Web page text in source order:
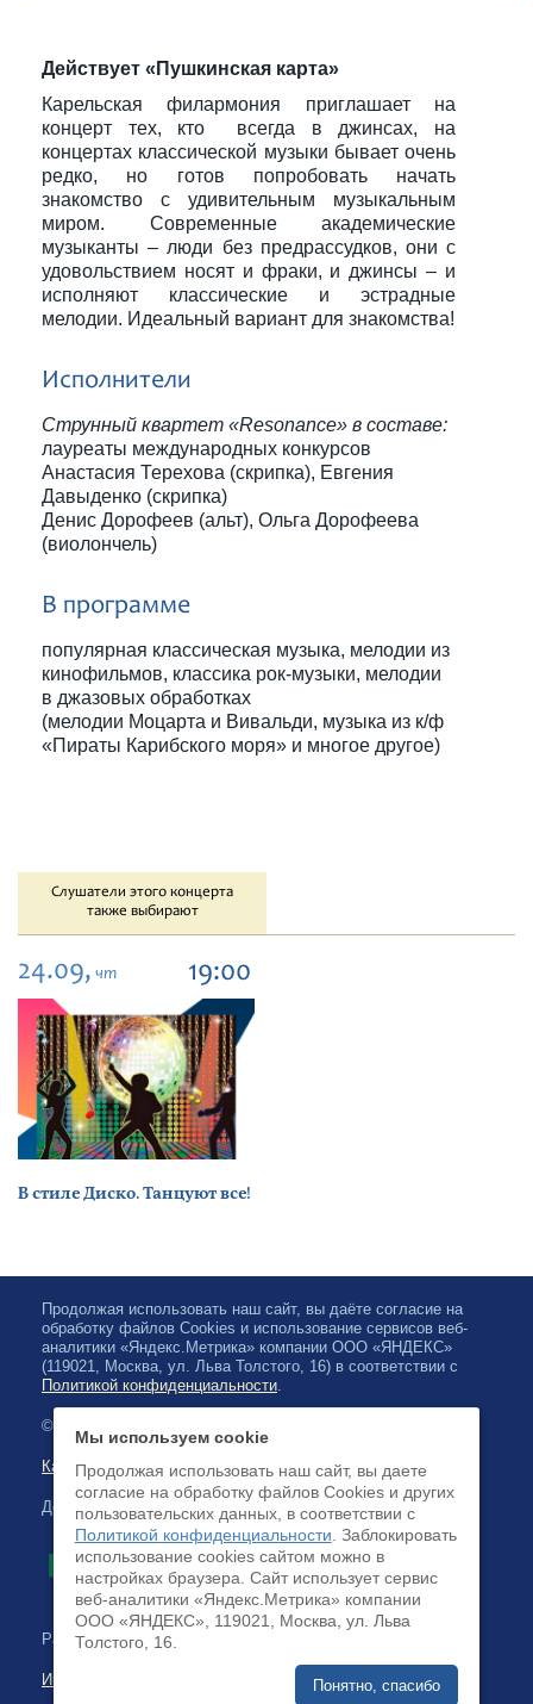
Действует «Пушкинская карта»
Карельская филармония приглашает на
концерт тех, кто всегда в джинсах, на
концертах классической музыки бывает очень
редко, но готов попробовать начать
знакомство с удивительным музыкальным
миром. Современные академические
музыканты – люди без предрассудков, они с
удовольствием носят и фраки, и джинсы – и
исполняют классические и эстрадные
мелодии. Идеальный вариант для знакомства!
Исполнители
Струнный квартет «Resonance» в составе:
лауреаты международных конкурсов
Анастасия Терехова (скрипка), Евгения
Давыденко (скрипка)
Денис Дорофеев (альт), Ольга Дорофеева
(виолончель)
В программе
популярная классическая музыка, мелодии из
кинофильмов, классика рок-музыки, мелодии
в джазовых обработках
(мелодии Моцарта и Вивальди, музыка из к/ф
«Пираты Карибского моря» и многое другое)
Слушатели этого концерта
также выбирают
24.09, чт 19:00
В стиле Диско. Танцуют все!
Продолжая использовать наш сайт, вы даёте согласие на
обработку файлов Cookies и использование сервисов веб-
аналитики «Яндекс.Метрика» компании ООО «ЯНДЕКС»
(119021, Москва, ул. Льва Толстого, 16) в соответствии с
Политикой конфиденциальности.
© 2026, Карельская Государственная филармония
Карта сайта
Доступна оплата банковскими картами
Разработка сайта:
Интернет-бизнес-системы
Мы используем cookie
Продолжая использовать наш сайт, вы даете
согласие на обработку файлов Cookies и других
пользовательских данных, в соответствии с
Политикой конфиденциальности . Заблокировать
использование cookies сайтом можно в
настройках браузера. Cайт использует сервис
веб-аналитики «Яндекс.Метрика» компании
ООО «ЯНДЕКС», 119021, Москва, ул. Льва
Толстого, 16.
Понятно, спасибо